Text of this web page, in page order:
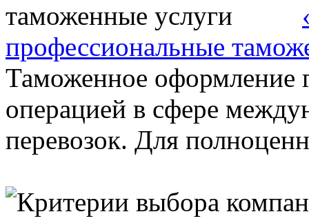
профессиональные
Таможенное оформление
операцией в сфере
перевозок. Для